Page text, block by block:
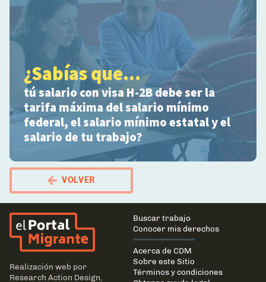
¿Sabías que...
tú salario con visa H-2B debe ser la
tarifa máxima del salario mínimo
federal, el salario mínimo estatal y el
salario de tu trabajo?
VOLVER
El Portal Migrante
Realización web por
Research Action Design
Main
navigation
Buscar trabajo
Conocer mis derechos
Acerca de CDM
Sobre este Sitio
Términos y condiciones